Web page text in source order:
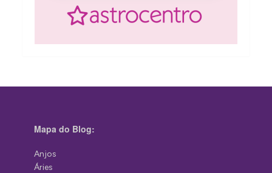
Mapa do Blog:
Anjos
Áries